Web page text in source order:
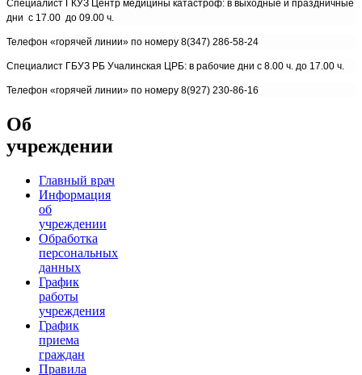
Cпециалист ГКУЗ Центр медицины катастроф: в выходные и праздничные
дни с 17.00 до 09.00 ч.
Телефон «горячей линии» по номеру 8(347) 286-58-24
Специалист ГБУЗ РБ Учалинская ЦРБ: в рабочие дни с 8.00 ч. до 17.00 ч.
Телефон «горячей линии» по номеру 8(927) 230-86-16
Об
учреждении
Главный врач
Информация
об
учреждении
Обработка
персональных
данных
График
работы
учреждения
График
приема
граждан
Правила